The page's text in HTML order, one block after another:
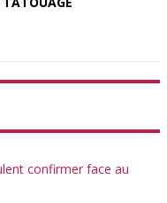
confirmer face au